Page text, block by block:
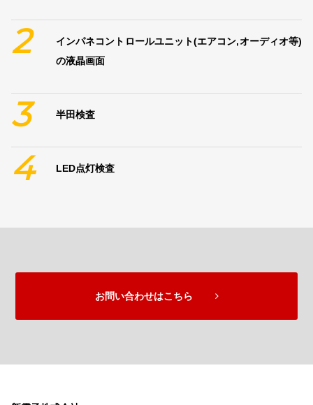
2
インパネコントロールユニット(エアコン,オーディオ等)
の液晶画面
3 半田検査
4 LED点灯検査
お問い合わせはこちら